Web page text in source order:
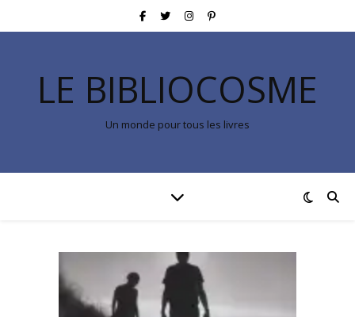
LE BIBLIOCOSME
Un monde pour tous les livres